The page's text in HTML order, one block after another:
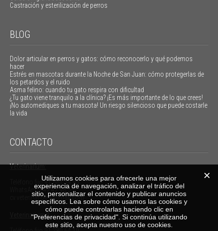
Castración y esterilización de perros
BLOG
Dolor articular en perros y gatos: cómo reconocerlo y qué podemos
hacer
Estrés en mascotas durante la Noche de San Juan: cómo protegerlas de
los petardos y el ruido
Asma felino: cuando tu gato respira con dificultad
¿Tu gato viene tranquilo a la clínica? ¡Es más importante de lo que crees!
¡No automediques a tu mascota! Un riesgo silencioso que puede costarle
la vida
CONTACTO
Veterinarium:
Teléfono fijo91 881 39 95
WhatsApp649 47 98 55
cv.veterinarium@gmail.com
Veterinarium II:
Utilizamos cookies para ofrecerle una mejor
experiencia de navegación, analizar el tráfico del
sitio, personalizar el contenido y publicar anuncios
específicos. Lea sobre cómo usamos las cookies y
cómo puede controlarlas haciendo clic en
"Preferencias de privacidad". Si continúa utilizando
este sitio, acepta nuestro uso de cookies.